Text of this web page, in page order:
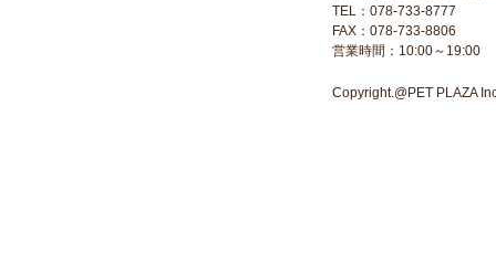
TEL：078-733-8777
FAX：078-733-8806
営業時間：10:00～19:00
Copyright.@PET PLAZA